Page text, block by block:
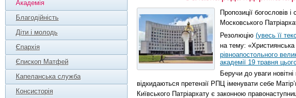
Академія
Благодійність
Діти і молодь
Єпархія
Єпископ Матфей
Капеланська служба
Консисторія
Пропозиції богословів
Московського
Резолюцію (увесь її
на тему: «Християнська
рівноапостольного
академії 19 травня
Беручи до уваги
відкидаються претензії РПЦ іменувати себе
Київського Патріархату є законною